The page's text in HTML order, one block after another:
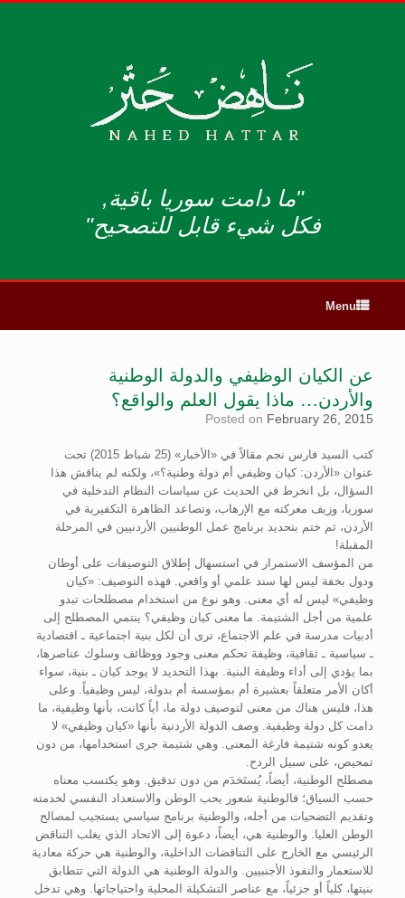
"ما دامت سوريا باقية,
فكل شيء قابل للتصحيح"
Menu
عن الكيان الوظيفي والدولة الوطنية
والأردن… ماذا يقول العلم والواقع؟
Posted on February 26, 2015
كتب السيد فارس نجم مقالاً في «الأخبار» (25 شباط 2015) تحت
عنوان «الأردن: كيان وظيفي أم دولة وطنية؟»، ولكنه لم يناقش هذا
السؤال، بل انخرط في الحديث عن سياسات النظام التدخلية في
سوريا، وزيف معركته مع الإرهاب، وتصاعد الظاهرة التكفيرية في
الأردن، ثم ختم بتحديد برنامج عمل الوطنيين الأردنيين في المرحلة
المقبلة!
من المؤسف الاستمرار في استسهال إطلاق التوصيفات على أوطان
ودول بخفة ليس لها سند علمي أو واقعي. فهذه التوصيف: «كيان
وظيفي» ليس له أي معنى. وهو نوع من استخدام مصطلحات تبدو
علمية من أجل الشتيمة. ما معنى كيان وظيفي؟ ينتمي المصطلح إلى
أدبيات مدرسة في علم الاجتماع، ترى أن لكل بنية اجتماعية ـ اقتصادية
ـ سياسية ـ ثقافية، وظيفة تحكم معنى وجود ووظائف وسلوك عناصرها،
بما يؤدي إلى أداء وظيفة البنية. بهذا التحديد لا يوجد كيان ـ بنية، سواء
أكان الأمر متعلقاً بعشيرة أم بمؤسسة أم بدولة، ليس وظيفياً. وعلى
هذا، فليس هناك من معنى لتوصيف دولة ما، أياً كانت، بأنها وظيفية، ما
دامت كل دولة وظيفية. وصف الدولة الأردنية بأنها «كيان وظيفي» لا
يعدو كونه شتيمة فارغة المعنى. وهي شتيمة جرى استخدامها، من دون
تمحيص، على سبيل الردح.
مصطلح الوطنية، أيضاً، يُستَخدَم من دون تدقيق. وهو يكتسب معناه
حسب السياق؛ فالوطنية شعور بحب الوطن والاستعداد النفسي لخدمته
وتقديم التضحيات من أجله، والوطنية برنامج سياسي يستجيب لمصالح
الوطن العليا. والوطنية هي، أيضاً، دعوة إلى الاتحاد الذي يغلب التناقض
الرئيسي مع الخارج على التناقضات الداخلية، والوطنية هي حركة معادية
للاستعمار والنفوذ الأجنبيين. والدولة الوطنية هي الدولة التي تتطابق
بنيتها، كلياً أو جزئياً، مع عناصر التشكيلة المحلية واحتياجاتها. وهي تدخل